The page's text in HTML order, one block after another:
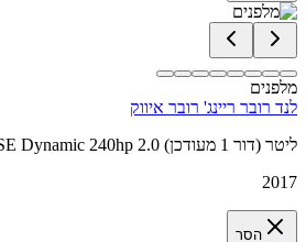
מלפנים
לנד רובר ריינג' רובר איווק
SE Dynamic 240hp 2.0 ליטר (דור 1 מעודכן)
2017
הסר